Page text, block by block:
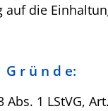
die
G r ü n d e:
1 LStVG,